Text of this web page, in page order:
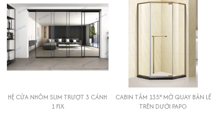
HỆ CỬA NHÔM SLIM TRƯỢT 3 CÁNH
1 FIX
CABIN TẮM 135° MỞ QUAY BẢN LỀ
TRÊN DƯỚI PAPO